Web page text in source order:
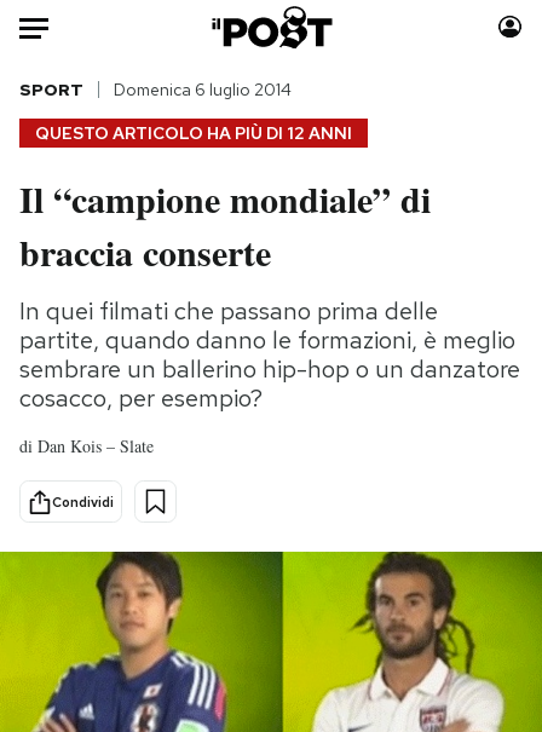
Auto
HOME
Italia
Politica
Tecnologia
Internet
Scienza
Cultura
Economia
Sport
Moda
Storie/Idee
Ok Boomer!
Media
PODCAST
NEWSLETTER
QUESTO ARTICOLO HA PIÙ DI 12 ANNI
SPORT Domenica 6 luglio 2014
Il “campione mondiale” di
braccia conserte
In quei filmati che passano prima delle
partite, quando danno le formazioni, è meglio
sembrare un ballerino hip-hop o un danzatore
cosacco, per esempio?
di Dan Kois – Slate
Condividi